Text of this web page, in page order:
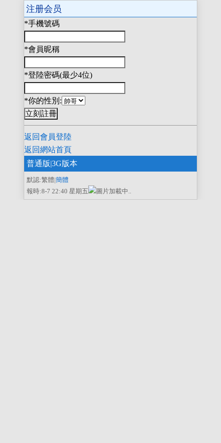
注册会员
*手機號碼
*會員昵稱
*登陸密碼(最少4位)
*你的性別:
返回會員登陸
返回網站首頁
普通版|3G版本
默認:繁體|簡體
報時:8-7 22:40 星期五